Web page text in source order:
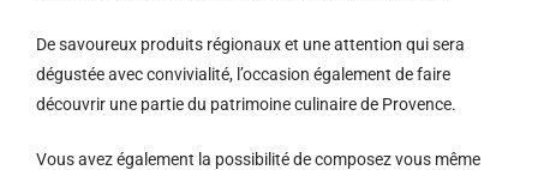
De savoureux produits régionaux et une attention qui sera
dégustée avec convivialité, l’occasion également de faire
découvrir une partie du patrimoine culinaire de Provence.
Vous avez également la possibilité de composez vous même